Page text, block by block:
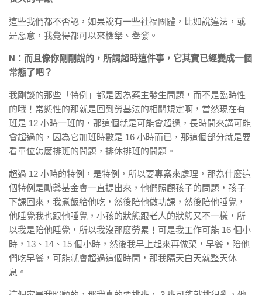
這些我們都不否認，如果說有一些社福團體，比如說違法，或
是惡意，我覺得都可以來檢舉、舉發。
N：而且像你剛剛說的，所謂超時這件事，它其實已經變成一個
常態了吧？
我剛談的那些「特例」都是因為案主發生問題，而不是臨時性
的哦！常態性的那就是回到勞基法的相關規定啊，當然現在有
班是 12 小時一班的，那這個就是可能會超過，長時間來講可能
會超過的，因為它加班時數是 16 小時而已，那這個部分就是要
看單位怎麼排班的問題，排休排班的問題。
超過 12 小時的特例，是特例，所以要專案來處理，那為什麼這
個特例是勵馨基金會一直提出來，他們照顧孩子的問題，孩子
下課回來，我煮飯給他吃，然後陪他做功課，然後陪他睡覺，
他睡覺我也跟他睡覺，小孩的狀態跟老人的狀態又不一樣，所
以我是陪他睡覺，所以我沒那麼勞累！可是我工作可能 16 個小
時，13、14、15 個小時，然後我早上起來再做菜，早餐，陪他
們吃早餐，可能就會超過這個時間，那我隔天白天就整天休
息。